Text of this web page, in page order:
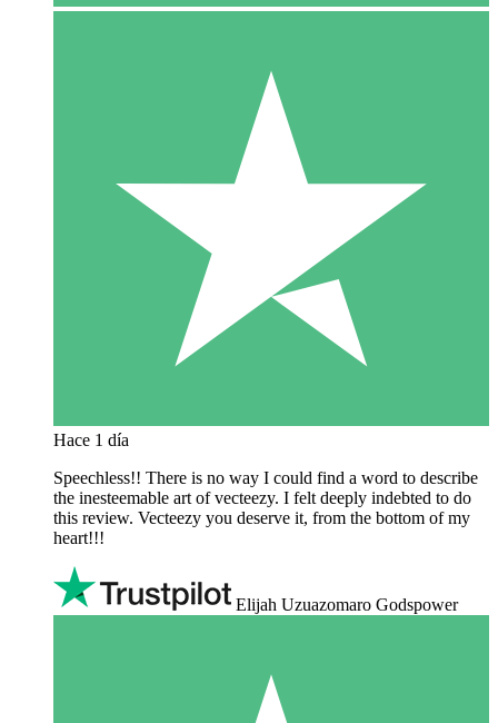
Hace 1 día
Speechless!! There is no way I could find a word to describe
the inesteemable art of vecteezy. I felt deeply indebted to do
this review. Vecteezy you deserve it, from the bottom of my
heart!!!
Elijah Uzuazomaro Godspower